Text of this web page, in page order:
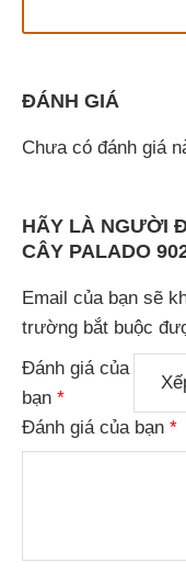
ĐÁNH GIÁ
Chưa có đánh giá
HÃY LÀ NGƯỜI
CÂY PALADO
Email của bạn sẽ
trường bắt buộc
Đánh giá của
bạn *
Đánh giá của bạn *